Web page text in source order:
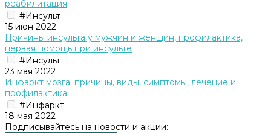
реабилитация
#Инсульт
15 июн 2022
Причины инсульта у мужчин и женщин, профилактика,
первая помощь при инсульте
#Инсульт
23 мая 2022
Инфаркт мозга: причины, виды, симптомы, лечение и
профилактика
#Инфаркт
18 мая 2022
Подписывайтесь на новости и акции: